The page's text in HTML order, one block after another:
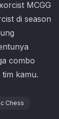
MCGG
di season
combo
kamu.
Chess